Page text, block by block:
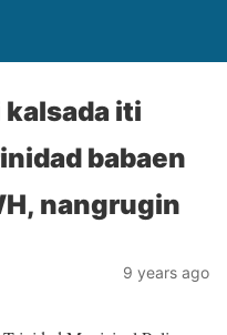
kalsada iti
babaen
nangrugin
9 years ago